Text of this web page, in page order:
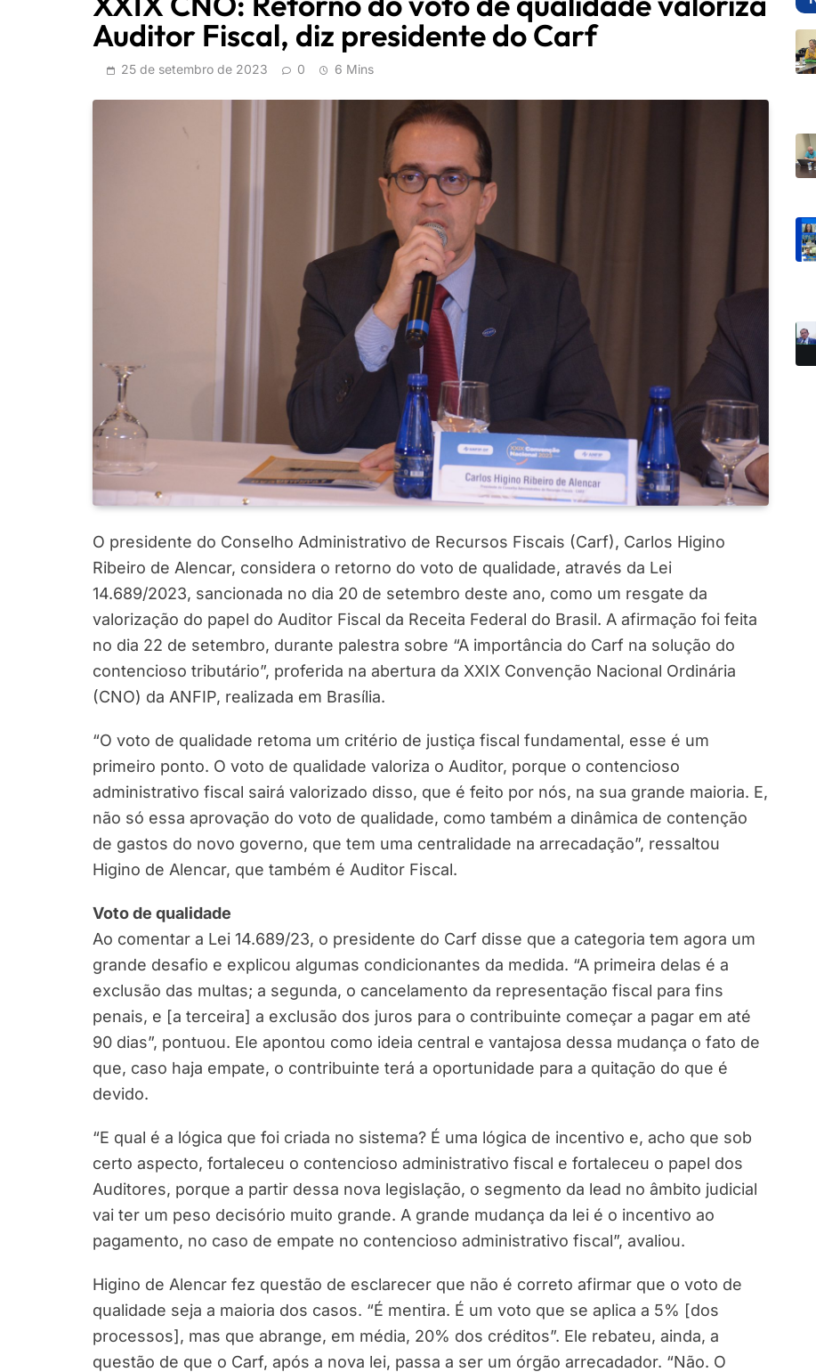
Auditor Fiscal, diz presidente do Carf
25 de setembro de 2023 0 6 Mins
O presidente do Conselho Administrativo de Recursos Fiscais (Carf), Carlos Higino
Ribeiro de Alencar, considera o retorno do voto de qualidade, através da Lei
14.689/2023, sancionada no dia 20 de setembro deste ano, como um resgate da
valorização do papel do Auditor Fiscal da Receita Federal do Brasil. A afirmação foi feita
no dia 22 de setembro, durante palestra sobre “A importância do Carf na solução do
contencioso tributário”, proferida na abertura da XXIX Convenção Nacional Ordinária
(CNO) da ANFIP, realizada em Brasília.
“O voto de qualidade retoma um critério de justiça fiscal fundamental, esse é um
primeiro ponto. O voto de qualidade valoriza o Auditor, porque o contencioso
administrativo fiscal sairá valorizado disso, que é feito por nós, na sua grande maioria. E,
não só essa aprovação do voto de qualidade, como também a dinâmica de contenção
de gastos do novo governo, que tem uma centralidade na arrecadação”, ressaltou
Higino de Alencar, que também é Auditor Fiscal.
Voto de qualidade
Ao comentar a Lei 14.689/23, o presidente do Carf disse que a categoria tem agora um
grande desafio e explicou algumas condicionantes da medida. “A primeira delas é a
exclusão das multas; a segunda, o cancelamento da representação fiscal para fins
penais, e [a terceira] a exclusão dos juros para o contribuinte começar a pagar em até
90 dias”, pontuou. Ele apontou como ideia central e vantajosa dessa mudança o fato de
que, caso haja empate, o contribuinte terá a oportunidade para a quitação do que é
devido.
“E qual é a lógica que foi criada no sistema? É uma lógica de incentivo e, acho que sob
certo aspecto, fortaleceu o contencioso administrativo fiscal e fortaleceu o papel dos
Auditores, porque a partir dessa nova legislação, o segmento da lead no âmbito judicial
vai ter um peso decisório muito grande. A grande mudança da lei é o incentivo ao
pagamento, no caso de empate no contencioso administrativo fiscal”, avaliou.
Higino de Alencar fez questão de esclarecer que não é correto afirmar que o voto de
qualidade seja a maioria dos casos. “É mentira. É um voto que se aplica a 5% [dos
processos], mas que abrange, em média, 20% dos créditos”. Ele rebateu, ainda, a
questão de que o Carf, após a nova lei, passa a ser um órgão arrecadador. “Não. O